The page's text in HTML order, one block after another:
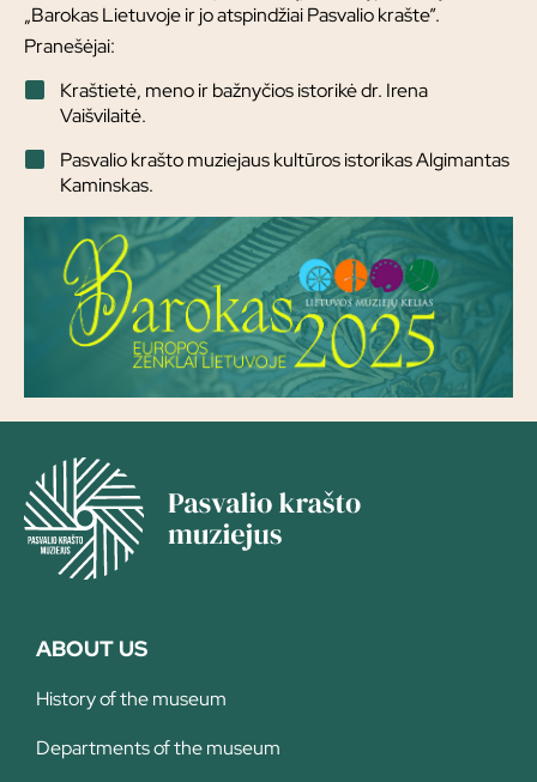
„Barokas Lietuvoje ir jo atspindžiai Pasvalio krašte”.
Pranešėjai:
Kraštietė, meno ir bažnyčios istorikė dr. Irena
Vaišvilaitė.
Pasvalio krašto muziejaus kultūros istorikas Algimantas
Kaminskas.
ABOUT US
History of the museum
Departments of the museum